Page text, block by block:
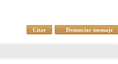
Denunciar mensaje
Citar